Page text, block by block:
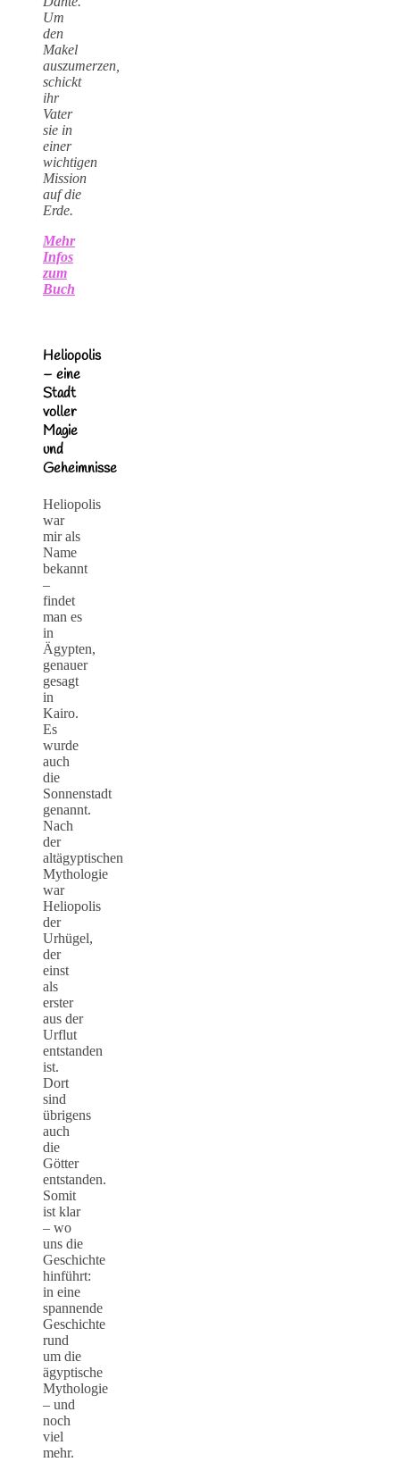
Um
den
Makel
auszumerzen,
schickt
ihr
Vater
sie in
einer
wichtigen
Mission
auf die
Erde.
Mehr
Infos
zum
Buch
Heliopolis
– eine
Stadt
voller
Magie
und
Geheimnisse
Heliopolis
war
mir als
Name
bekannt
–
findet
man es
in
Ägypten,
genauer
gesagt
in
Kairo.
Es
wurde
auch
die
Sonnenstadt
genannt.
Nach
der
altägyptischen
Mythologie
war
Heliopolis
der
Urhügel,
der
einst
als
erster
aus der
Urflut
entstanden
ist.
Dort
sind
übrigens
auch
die
Götter
entstanden.
Somit
ist klar
– wo
uns die
Geschichte
hinführt:
in eine
spannende
Geschichte
rund
um die
ägyptische
Mythologie
– und
noch
viel
mehr.